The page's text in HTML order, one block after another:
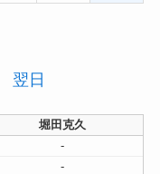
翌日
堀田克久
-
-